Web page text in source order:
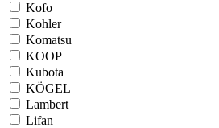
Kofo
Kohler
Komatsu
KOOP
Kubota
KÖGEL
Lambert
Lifan